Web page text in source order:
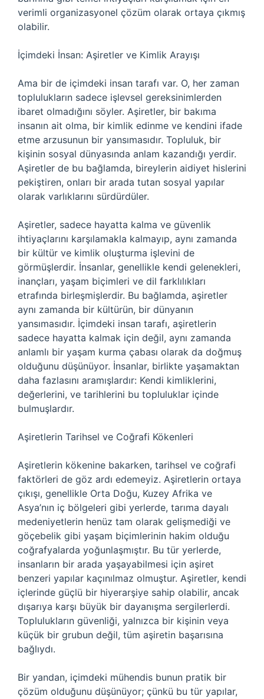
verimli organizasyonel çözüm olarak ortaya çıkmış
olabilir.
İçimdeki İnsan: Aşiretler ve Kimlik Arayışı
Ama bir de içimdeki insan tarafı var. O, her zaman
toplulukların sadece işlevsel gereksinimlerden
ibaret olmadığını söyler. Aşiretler, bir bakıma
insanın ait olma, bir kimlik edinme ve kendini ifade
etme arzusunun bir yansımasıdır. Topluluk, bir
kişinin sosyal dünyasında anlam kazandığı yerdir.
Aşiretler de bu bağlamda, bireylerin aidiyet hislerini
pekiştiren, onları bir arada tutan sosyal yapılar
olarak varlıklarını sürdürdüler.
Aşiretler, sadece hayatta kalma ve güvenlik
ihtiyaçlarını karşılamakla kalmayıp, aynı zamanda
bir kültür ve kimlik oluşturma işlevini de
görmüşlerdir. İnsanlar, genellikle kendi gelenekleri,
inançları, yaşam biçimleri ve dil farklılıkları
etrafında birleşmişlerdir. Bu bağlamda, aşiretler
aynı zamanda bir kültürün, bir dünyanın
yansımasıdır. İçimdeki insan tarafı, aşiretlerin
sadece hayatta kalmak için değil, aynı zamanda
anlamlı bir yaşam kurma çabası olarak da doğmuş
olduğunu düşünüyor. İnsanlar, birlikte yaşamaktan
daha fazlasını aramışlardır: Kendi kimliklerini,
değerlerini, ve tarihlerini bu topluluklar içinde
bulmuşlardır.
Aşiretlerin Tarihsel ve Coğrafi Kökenleri
Aşiretlerin kökenine bakarken, tarihsel ve coğrafi
faktörleri de göz ardı edemeyiz. Aşiretlerin ortaya
çıkışı, genellikle Orta Doğu, Kuzey Afrika ve
Asya’nın iç bölgeleri gibi yerlerde, tarıma dayalı
medeniyetlerin henüz tam olarak gelişmediği ve
göçebelik gibi yaşam biçimlerinin hakim olduğu
coğrafyalarda yoğunlaşmıştır. Bu tür yerlerde,
insanların bir arada yaşayabilmesi için aşiret
benzeri yapılar kaçınılmaz olmuştur. Aşiretler, kendi
içlerinde güçlü bir hiyerarşiye sahip olabilir, ancak
dışarıya karşı büyük bir dayanışma sergilerlerdi.
Toplulukların güvenliği, yalnızca bir kişinin veya
küçük bir grubun değil, tüm aşiretin başarısına
bağlıydı.
Bir yandan, içimdeki mühendis bunun pratik bir
çözüm olduğunu düşünüyor; çünkü bu tür yapılar,